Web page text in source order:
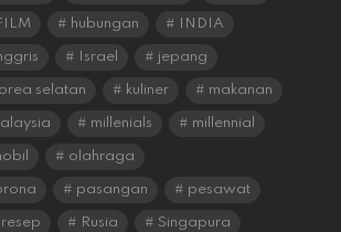
hubungan INDIA
Israel jepang
selatan kuliner makanan
millenials millennial
olahraga
pasangan pesawat
resep Rusia Singapura